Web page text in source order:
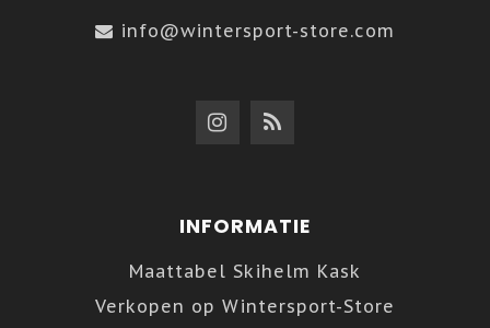
info@wintersport-store.com
INFORMATIE
Maattabel Skihelm Kask
Verkopen op Wintersport-Store